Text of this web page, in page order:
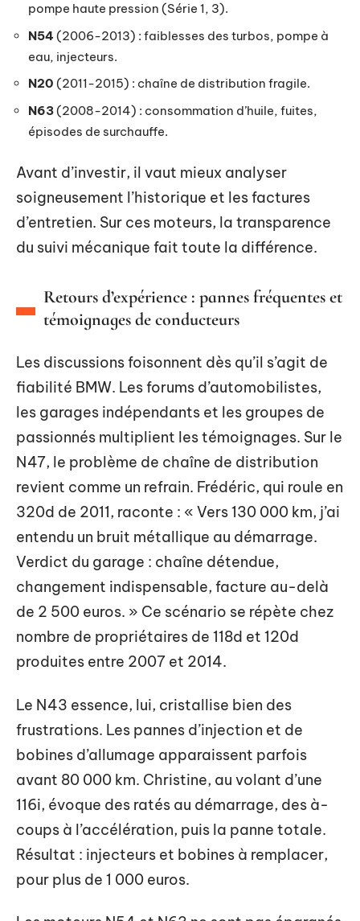
pompe haute pression (Série 1, 3).
N54 (2006-2013) : faiblesses des turbos, pompe à
eau, injecteurs.
N20 (2011-2015) : chaîne de distribution fragile.
N63(2008-2014) : consommation d’huile, fuites,
épisodes de surchauffe.
Avant d’investir, il vaut mieux analyser
soigneusement l’historique et les factures
d’entretien. Sur ces moteurs, la transparence
du suivi mécanique fait toute la différence.
Retours d’expérience : pannes fréquentes et
témoignages de conducteurs
Les discussions foisonnent dès qu’il s’agit de
fiabilité BMW. Les forums d’automobilistes,
les garages indépendants et les groupes de
passionnés multiplient les témoignages. Sur le
N47, le problème de chaîne de distribution
revient comme un refrain. Frédéric, qui roule en
320d de 2011, raconte : « Vers 130 000 km, j’ai
entendu un bruit métallique au démarrage.
Verdict du garage : chaîne détendue,
changement indispensable, facture au-delà
de 2 500 euros. » Ce scénario se répète chez
nombre de propriétaires de 118d et 120d
produites entre 2007 et 2014.
Le N43 essence, lui, cristallise bien des
frustrations. Les pannes d’injection et de
bobines d’allumage apparaissent parfois
avant 80 000 km. Christine, au volant d’une
116i, évoque des ratés au démarrage, des à-
coups à l’accélération, puis la panne totale.
Résultat : injecteurs et bobines à remplacer,
pour plus de 1 000 euros.